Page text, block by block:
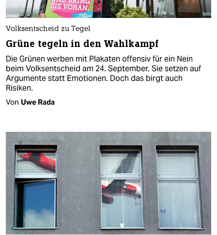
Volksentscheid zu Tegel
Grüne tegeln in den Wahlkampf
Die Grünen werben mit Plakaten offensiv für ein Nein
beim Volksentscheid am 24. September. Sie setzen auf
Argumente statt Emotionen. Doch das birgt auch
Risiken.
Von Uwe Rada